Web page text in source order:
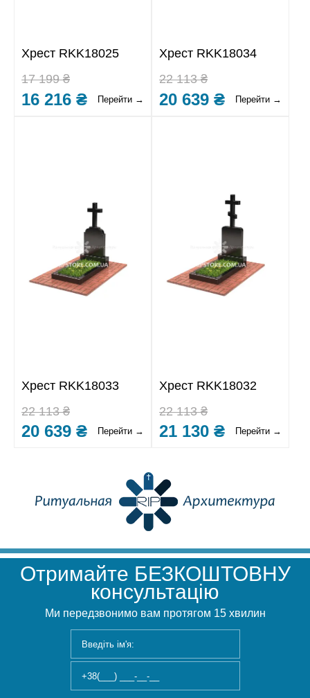
Хрест RKK18025
17 199 ₴
16 216 ₴ Перейти →
Хрест RKK18034
22 113 ₴
20 639 ₴ Перейти →
Хрест RKK18033
22 113 ₴
20 639 ₴ Перейти →
Хрест RKK18032
22 113 ₴
21 130 ₴ Перейти →
Отримайте БЕЗКОШТОВНУ
консультацію
Ми передзвонимо вам протягом 15 хвилин